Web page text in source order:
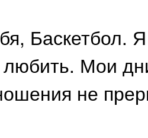
Баскетбол.
любить. Мои
не